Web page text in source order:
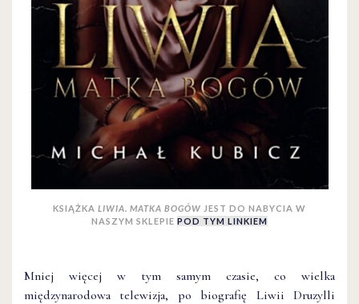
KSIĄŻKA LIWIA. MATKA BOGÓW JEST DO NABYCIA W
NASZYM SKLEPIE POD TYM LINKIEM
Mniej więcej w tym samym czasie, co wielka
międzynarodowa telewizja, po biografię Liwii Druzylli